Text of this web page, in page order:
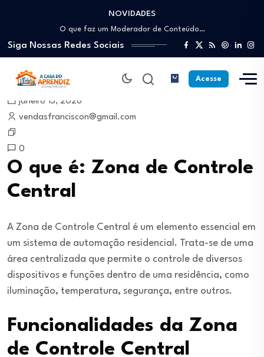
NOVIDADES
Como trabalhar como Estoquista: O guia para…
O que faz um Moderador de Conteúdo…
Como ser um Afiliado de Sucesso trabalhando…
Como dar Aulas Particulares Online e viver…
Profissão Instalador Solar: Como entrar no mercado…
Como trabalhar como Estoquista: O guia para…
O que faz um Moderador de Conteúdo…
Como ser um Afiliado de Sucesso trabalhando…
Siga Nossas Redes Sociais
Acesse
janeiro 13, 2026
vendasfranciscon@gmail.com
0
O que é: Zona de Controle
Central
A Zona de Controle Central é um elemento essencial em
um sistema de automação residencial. Trata-se de uma
área centralizada que permite o controle de diversos
dispositivos e funções dentro de uma residência, como
iluminação, temperatura, segurança, entre outros.
Funcionalidades da Zona
de Controle Central